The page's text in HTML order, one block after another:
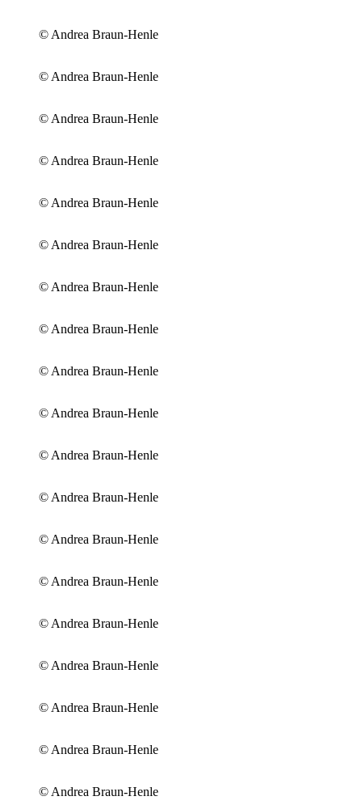
© Andrea Braun-Henle
© Andrea Braun-Henle
© Andrea Braun-Henle
© Andrea Braun-Henle
© Andrea Braun-Henle
© Andrea Braun-Henle
© Andrea Braun-Henle
© Andrea Braun-Henle
© Andrea Braun-Henle
© Andrea Braun-Henle
© Andrea Braun-Henle
© Andrea Braun-Henle
© Andrea Braun-Henle
© Andrea Braun-Henle
© Andrea Braun-Henle
© Andrea Braun-Henle
© Andrea Braun-Henle
© Andrea Braun-Henle
© Andrea Braun-Henle